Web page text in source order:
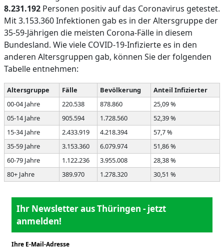
8.231.192 Personen positiv auf das Coronavirus getestet.
Mit 3.153.360 Infektionen gab es in der Altersgruppe der
35-59-Jährigen die meisten Corona-Fälle in diesem
Bundesland. Wie viele COVID-19-Infizierte es in den
anderen Altersgruppen gab, können Sie der folgenden
Tabelle entnehmen:
Altersgruppe Fälle Bevölkerung
Anteil Infizierter
00-04 Jahre
220.538 878.860
25,09 %
05-14 Jahre
905.594 1.728.560
52,39 %
15-34 Jahre
2.433.919 4.218.394
57,7 %
35-59 Jahre
3.153.360 6.079.974
51,86 %
60-79 Jahre
1.122.236 3.955.008
28,38 %
80+ Jahre
389.970 1.278.320 30,51 %
Ihr Newsletter aus Thüringen - jetzt
anmelden!
Ihre E-Mail-Adresse